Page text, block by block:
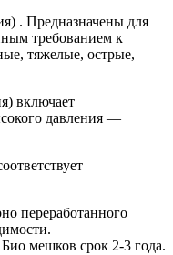
. Предназначены для
требованием к
тяжелые, острые,
включает
давления —
переработанного
мешков срок 2-3 года.